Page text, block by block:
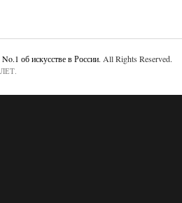
об искусстве в России. All Rights Reserved.